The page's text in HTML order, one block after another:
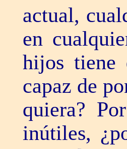
actual,
en
hijos tiene
capaz de
quiera?
inútiles,